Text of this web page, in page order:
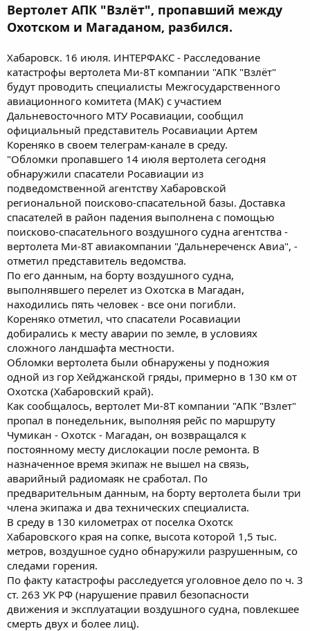
Вертолет АПК "Взлёт", пропавший между
Охотском и Магаданом, разбился.
Хабаровск. 16 июля. ИНТЕРФАКС - Расследование
катастрофы вертолета Ми-8Т компании "АПК "Взлёт"
будут проводить специалисты Межгосударственного
авиационного комитета (МАК) с участием
Дальневосточного МТУ Росавиации, сообщил
официальный представитель Росавиации Артем
Кореняко в своем телеграм-канале в среду.
"Обломки пропавшего 14 июля вертолета сегодня
обнаружили спасатели Росавиации из
подведомственной агентству Хабаровской
региональной поисково-спасательной базы. Доставка
спасателей в район падения выполнена с помощью
поисково-спасательного воздушного судна агентства -
вертолета Ми-8Т авиакомпании "Дальнереченск Авиа", -
отметил представитель ведомства.
По его данным, на борту воздушного судна,
выполнявшего перелет из Охотска в Магадан,
находились пять человек - все они погибли.
Кореняко отметил, что спасатели Росавиации
добирались к месту аварии по земле, в условиях
сложного ландшафта местности.
Обломки вертолета были обнаружены у подножия
одной из гор Хейджанской гряды, примерно в 130 км от
Охотска (Хабаровский край).
Как сообщалось, вертолет Ми-8Т компании "АПК "Взлет"
пропал в понедельник, выполняя рейс по маршруту
Чумикан - Охотск - Магадан, он возвращался к
постоянному месту дислокации после ремонта. В
назначенное время экипаж не вышел на связь,
аварийный радиомаяк не сработал. По
предварительным данным, на борту вертолета были три
члена экипажа и два технических специалиста.
В среду в 130 километрах от поселка Охотск
Хабаровского края на сопке, высота которой 1,5 тыс.
метров, воздушное судно обнаружили разрушенным, со
следами горения.
По факту катастрофы расследуется уголовное дело по ч. 3
ст. 263 УК РФ (нарушение правил безопасности
движения и эксплуатации воздушного судна, повлекшее
смерть двух и более лиц).